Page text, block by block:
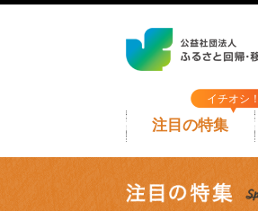
イチオシ！
注目の特集